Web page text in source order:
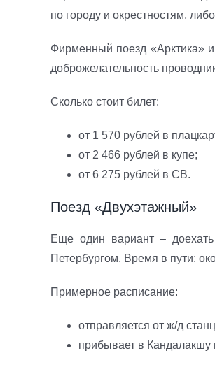
по городу и окрестностям,
Фирменный поезд «Арктика»
доброжелательность
Сколько стоит билет:
от 1 570 рублей в
от 2 466 рублей в купе;
от 6 275 рублей в СВ.
Поезд «Двухэтажный»
Еще один вариант –
Петербургом. Время в пути:
Примерное расписание:
отправляется от ж/д
прибывает в Кандалакшу